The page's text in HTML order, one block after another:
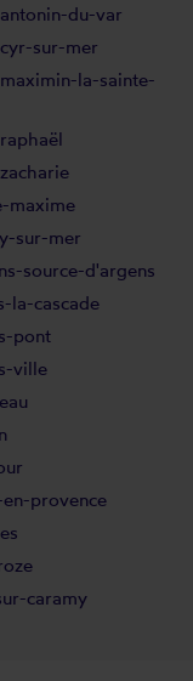
du-var
sur-mer
la-sainte-
maxime
sur-mer
source-d'argens
la-cascade
pont
ville
provence
caramy